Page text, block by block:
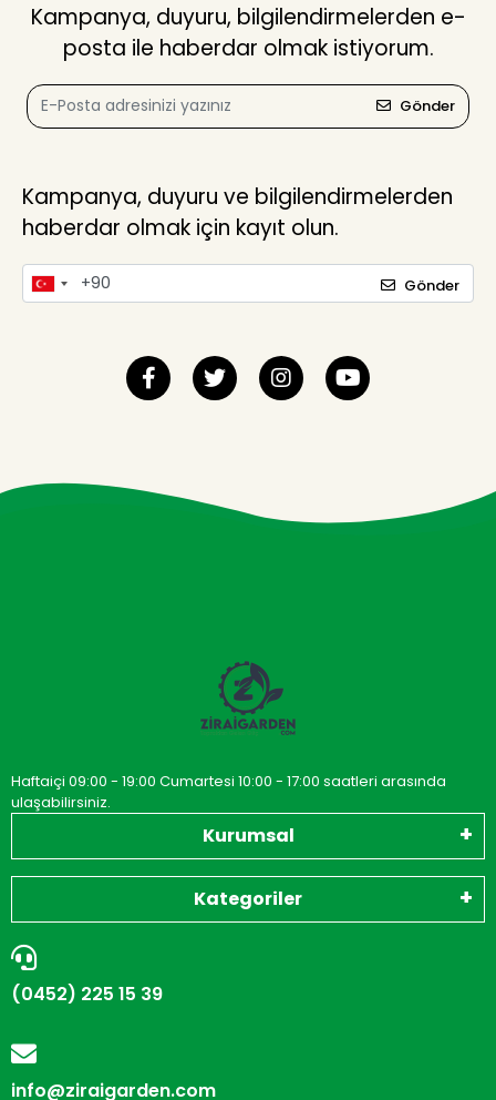
Kampanya, duyuru, bilgilendirmelerden e-
posta ile haberdar olmak istiyorum.
Gönder
Kampanya, duyuru ve bilgilendirmelerden
haberdar olmak için kayıt olun.
Gönder
Haftaiçi 09:00 - 19:00 Cumartesi 10:00 - 17:00 saatleri arasında
ulaşabilirsiniz.
Kurumsal
Kategoriler
(0452) 225 15 39
info@ziraigarden.com